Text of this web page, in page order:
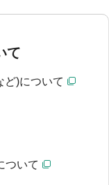
て
ど)について
ついて